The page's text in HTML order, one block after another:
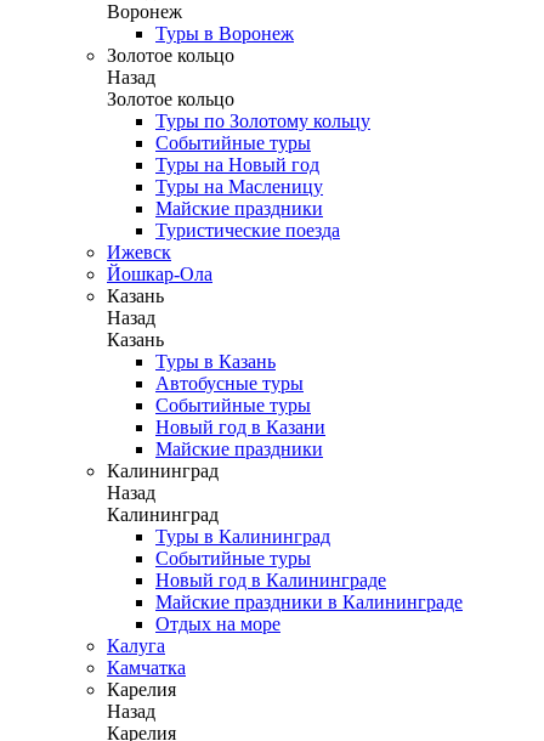
Воронеж
Туры в Воронеж
Золотое кольцо
Назад
Золотое кольцо
Туры по Золотому кольцу
Событийные туры
Туры на Новый год
Туры на Масленицу
Майские праздники
Туристические поезда
Ижевск
Йошкар-Ола
Казань
Назад
Казань
Туры в Казань
Автобусные туры
Событийные туры
Новый год в Казани
Майские праздники
Калининград
Назад
Калининград
Туры в Калининград
Событийные туры
Новый год в Калининграде
Майские праздники в Калининграде
Отдых на море
Калуга
Камчатка
Карелия
Назад
Карелия